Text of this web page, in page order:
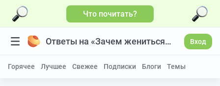
Что почитать?
Ответы на «Зачем жениться, если и так всё хорошо? Нужен совет» Вход
Горячее Лучшее Свежее Подписки Блоги Темы